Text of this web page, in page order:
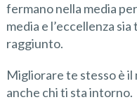
fermano nella media
media e l’eccellenza
raggiunto.
Migliorare te stesso è
anche chi ti sta intorno.